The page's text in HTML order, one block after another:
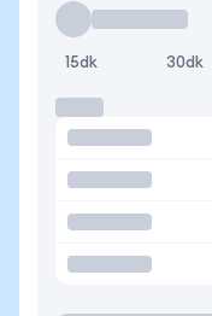
15dk 30dk